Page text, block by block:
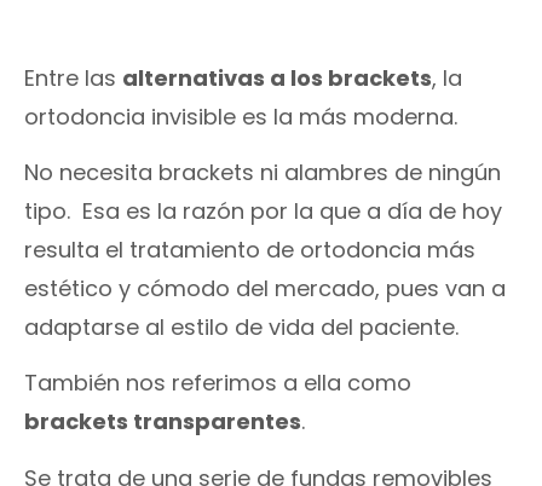
Entre las alternativas a los brackets, la
ortodoncia invisible es la más moderna.
No necesita brackets ni alambres de ningún
tipo. Esa es la razón por la que a día de hoy
resulta el tratamiento de ortodoncia más
estético y cómodo del mercado, pues van a
adaptarse al estilo de vida del paciente.
También nos referimos a ella como
brackets transparentes.
Se trata de una serie de fundas removibles